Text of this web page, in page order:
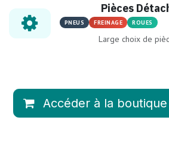
Pièces
PNEUS FREINAGE ROUES
Large choix de
Accéder à la